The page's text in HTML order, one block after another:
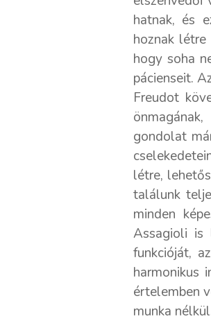
hatnak, és
hoznak
hogy soha
pácienseit.
Freudot
gondolat
létre,
találunk
minden
Assagioli is
funkcióját,
harmonikus
értelemben
munka